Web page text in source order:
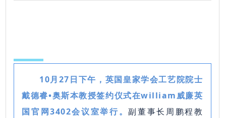
10月27日下午，英国皇家学会工艺院院士
戴德睿•奥斯本教授签约仪式在william威廉英
国官网3402会议室举行。副董事长周鹏程教